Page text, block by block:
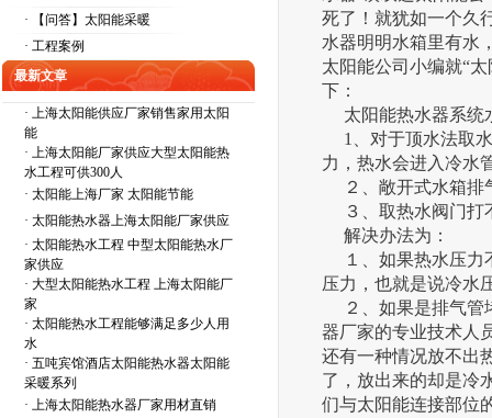
· 【问答】太阳能采暖
· 工程案例
最新文章
· 上海太阳能供应厂家销售家用太阳
能
· 上海太阳能厂家供应大型太阳能热
水工程可供300人
· 太阳能上海厂家 太阳能节能
· 太阳能热水器上海太阳能厂家供应
· 太阳能热水工程 中型太阳能热水厂
家供应
· 大型太阳能热水工程 上海太阳能厂
家
· 太阳能热水工程能够满足多少人用
水
· 五吨宾馆酒店太阳能热水器太阳能
采暖系列
· 上海太阳能热水器厂家用材直销
死了！就犹如一个久
水器明明水箱里有水
太阳能公司小编就“
下：
太阳能热水器系统
1、对于顶水法取水
力，热水会进入冷水
２、敞开式水箱排
３、取热水阀门打
解决办法为：
１、如果热水压力
压力，也就是说冷水
２、如果是排气管
器厂家的专业技术人
还有一种情况放不出
了，放出来的却是冷
们与太阳能连接部位